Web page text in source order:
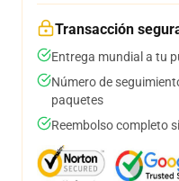
Transacción
Entrega mundial a tu
Número de
paquetes
Reembolso completo